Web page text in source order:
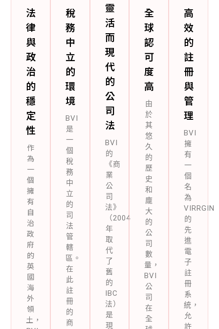
法
律
與
政
治
的
穩
定
性
作
為
一
個
擁
有
自
治
政
府
的
英
國
海
外
領
土，
稅
務
中
立
的
環
境
BVI
是
一
個
稅
務
中
立
的
司
法
管
轄
區。
在
此
註
冊
的
商
靈
活
而
現
代
的
公
司
法
BVI
的
《商
業
公
司
法》
（2004
年
取
代
了
舊
的
IBC
法）
是
現
全
球
認
可
度
高
由
於
其
悠
久
的
歷
史
和
龐
大
的
公
司
數
量，
BVI
公
司
在
全
高
效
的
註
冊
與
管
理
BVI
擁
有
一
個
名
為
VIRRGIN
的
先
進
電
子
註
冊
系
統，
允
許